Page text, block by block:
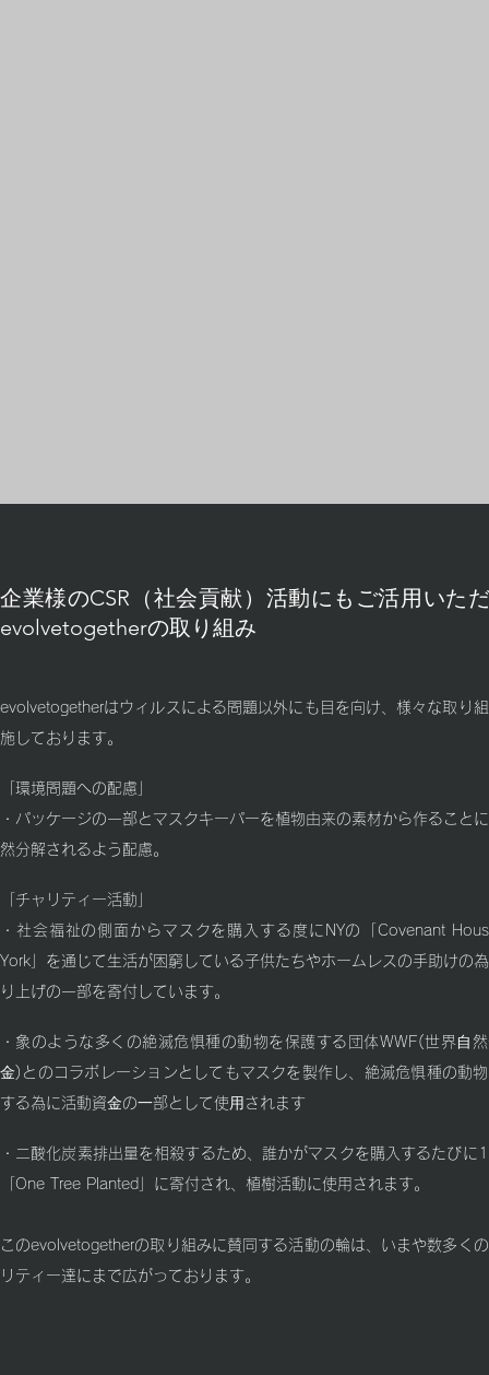
企業様のCSR（社会貢献）活動にもご活用いた
evolvetogetherの取り組み
evolvetogetherはウィルスによる問題以外にも目を向け、様々な取り
施しております。
「環境問題への配慮」
・パッケージの一部とマスクキーパーを植物由来の素材から作ること
然分解されるよう配慮。
「チャリティー活動」
・社会福祉の側面からマスクを購入する度にNYの「Covenant
York」を通じて生活が困窮している子供たちやホームレスの手助けの
り上げの一部を寄付しています。
・象のような多くの絶滅危惧種の動物を保護する団体WWF(世界⾃
⾦)とのコラボレーションとしてもマスクを製作し、絶滅危惧種の動
する為に活動資⾦の⼀部として使⽤されます
・二酸化炭素排出量を相殺するため、誰かがマスクを購入するたびに
「One Tree Planted」に寄付され、植樹活動に使用されます。
このevolvetogetherの取り組みに賛同する活動の輪は、いまや数多く
リティー達にまで広がっております。